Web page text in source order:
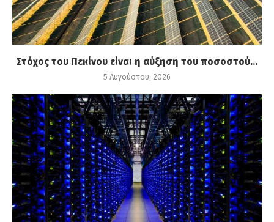
Στόχος του Πεκίνου είναι η αύξηση του ποσοστού...
5 Αυγούστου, 2026